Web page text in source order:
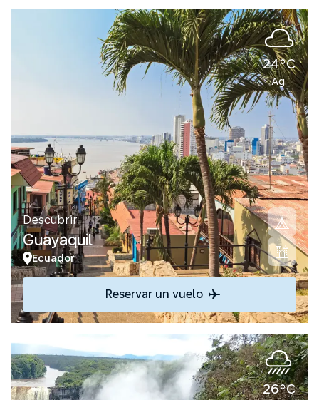
24°C
Ag.
Descubrir
Guayaquil
Ecuador
Reservar un vuelo
26°C